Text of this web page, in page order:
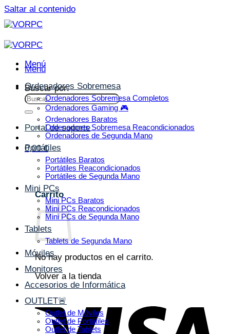
Saltar al contenido
Menú
Buscar por:
Portal de soporte
0,00€
Carrito
No hay productos en el carrito.
Volver a la tienda
Menú
Ordenadores Sobremesa
Ordenadores Sobremesa Completos
Ordenadores Gaming 🎮
Ordenadores Baratos
Ordenadores Sobremesa Reacondicionados
Ordenadores de Segunda Mano
Portátiles
Portátiles Baratos
Portátiles Reacondicionados
Portátiles de Segunda Mano
Mini PCs
Mini PCs Baratos
Mini PCs Reacondicionados
Mini PCs de Segunda Mano
Tablets
Tablets de Segunda Mano
Móviles
Monitores
Accesorios de Informática
OUTLET🚨
Outlet de Móviles
Outlet de Portátiles
Outlet de Tablets